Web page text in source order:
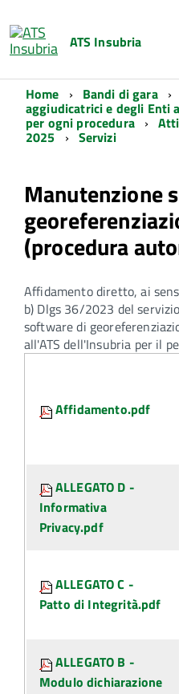
ATS Insubria
Home Bandi di gara
aggiudicatrici e degli Enti
per ogni procedura
2025 Servizi
Manutenzione
(procedura
Affidamento diretto, ai
b) Dlgs 36/2023 del
software di
all'ATS dell'Insubria per il
Affidamento.pdf
ALLEGATO D -
Informativa
Privacy.pdf
ALLEGATO C -
Patto di Integrità.pdf
ALLEGATO B -
Modulo dichiarazione